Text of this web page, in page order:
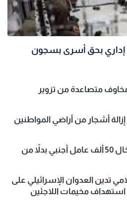
اعتقال إداري بحق أسرى بسجون
متصاعدة من تزوير
يصدر 8 أوامر إزالة أشجار من أراضي المواطنين
نتنياهو يوافق على إدخال 50 ألف عامل أجنبي بدلاً من
تدين العدوان الإسرائيلي على
استهداف مخيمات اللاجئين